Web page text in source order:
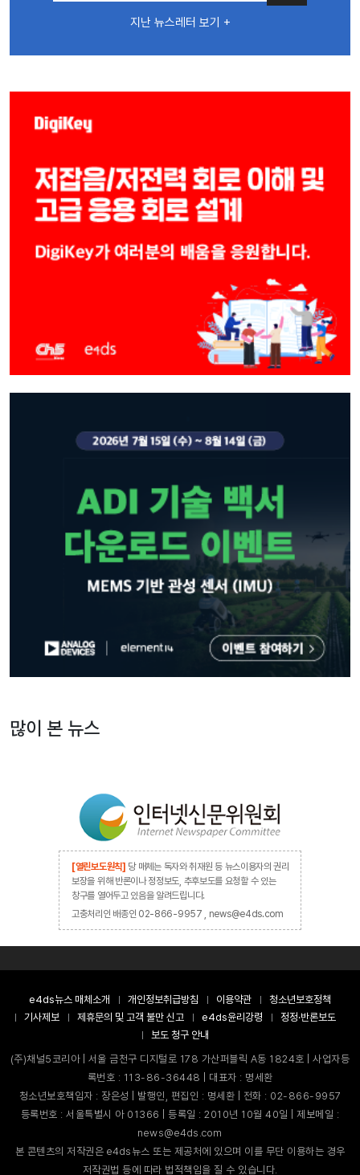
지난 뉴스레터 보기 +
많이 본 뉴스
[열린보도원칙] 당 매체는 독자와 취재원 등 뉴스이용자의 권리
보장을 위해 반론이나 정정보도, 추후보도를 요청할 수 있는
창구를 열어두고 있음을 알려드립니다.
고충처리인 배종인 02-866-9957 , news@e4ds.com
e4ds뉴스 매체소개 개인정보취급방침 이용약관
청소년보호정책
기사제보
제휴문의 및 고객 불만 신고 e4ds윤리강령
정정·반론보도
보도 청구 안내
(주)채널5코리아 | 서울 금천구 디지털로 178 가산퍼블릭 A동 1824호 | 사업자등
록번호 : 113-86-36448 | 대표자 : 명세환
청소년보호책임자 : 장은성 | 발행인, 편집인 : 명세환 | 전화 : 02-866-9957
등록번호 : 서울특별시 아 01366 | 등록일 : 2010년 10월 40일 | 제보메일 :
news@e4ds.com
본 콘텐츠의 저작권은 e4ds뉴스 또는 제공처에 있으며 이를 무단 이용하는 경우
저작권법 등에 따라 법적책임을 질 수 있습니다.